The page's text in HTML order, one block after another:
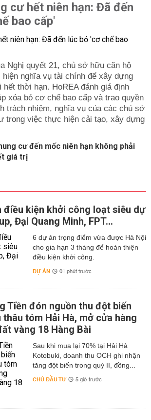
cư hết niên hạn: Đã đến
bao cấp'
Nghị quyết 21, chủ sở hữu căn hộ
nghĩa vụ tài chính để xây dựng
thời hạn. HoREA đánh giá định
xóa bỏ cơ chế bao cấp và trao quyền
trách nhiệm, nghĩa vụ của các chủ sở
trong việc thực hiện cải tạo, xây dựng
cư đến mốc niên hạn không phải
giá trị
điều kiện khởi công loạt siêu dự
Đại Quang Minh, FPT...
6 dự án trọng điểm vừa được Hà Nội
cho gia hạn 3 tháng để hoàn thiện
điều kiện khởi công.
DỰ ÁN 01 phút trước
Tiền đón nguồn thu đột biến
tóm Hải Hà, mở cửa hàng
vàng 18 Hàng Bài
Sau khi mua lại 70% tại Hải Hà
Kotobuki, doanh thu OCH ghi nhận
tăng đột biến trong quý II, đồng...
CHỦ ĐẦU TƯ 5 giờ trước